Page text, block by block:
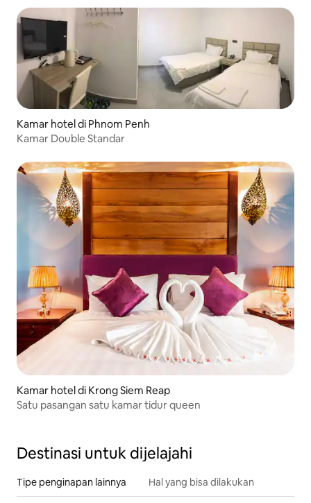
Kamar hotel di Phnom Penh
Kamar Double Standar
Kamar hotel di Krong Siem Reap
Satu pasangan satu kamar tidur queen
Destinasi untuk dijelajahi
Tipe penginapan lainnya Hal yang bisa dilakukan